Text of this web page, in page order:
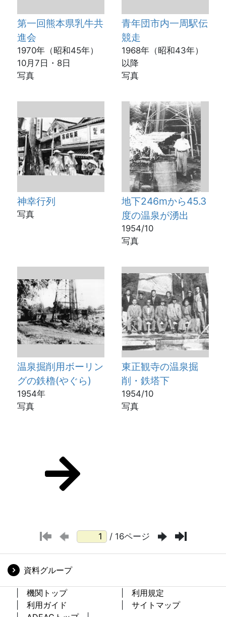
第一回熊本県乳牛共
進会
1970年（昭和45年）
10月7日・8日
写真
青年団市内一周駅伝
競走
1968年（昭和43年）
以降
写真
神幸行列
写真
地下246mから45.3
度の温泉が湧出
1954/10
写真
温泉掘削用ボーリン
グの鉄櫓(やぐら)
1954年
写真
東正観寺の温泉掘
削・鉄塔下
1954/10
写真
/ 16ページ
資料グループ
機関トップ
利用規定
利用ガイド
サイトマップ